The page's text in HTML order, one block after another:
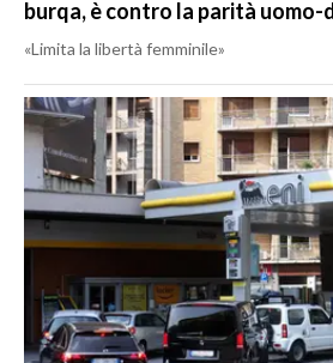
burqa, è contro la parità uomo-
«Limita la libertà femminile»